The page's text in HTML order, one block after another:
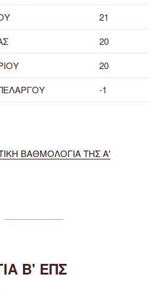
21
20
20
-1
ΒΑΘΜΟΛΟΓΙΑ ΤΗΣ Α'
Β' ΕΠΣ